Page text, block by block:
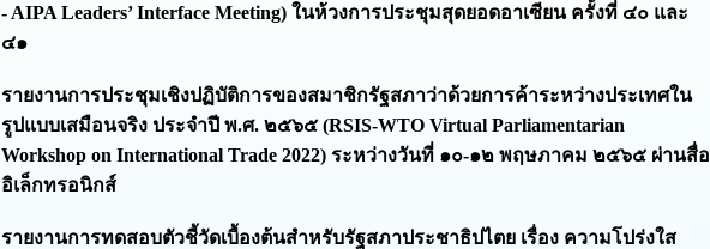
- AIPA Leaders’ Interface Meeting) ในห้วงการประชุมสุดยอดอาเซียน ครั้งที่ ๔๐ และ
๔๑
รายงานการประชุมเชิงปฏิบัติการของสมาชิกรัฐสภาว่าด้วยการค้าระหว่างประเทศใน
รูปแบบเสมือนจริง ประจำปี พ.ศ. ๒๕๖๕ (RSIS-WTO Virtual Parliamentarian
Workshop on International Trade 2022) ระหว่างวันที่ ๑๐-๑๒ พฤษภาคม ๒๕๖๕ ผ่านสื่อ
อิเล็กทรอนิกส์
รายงานการทดสอบตัวชี้วัดเบื้องต้นสำหรับรัฐสภาประชาธิปไตย เรื่อง ความโปร่งใส